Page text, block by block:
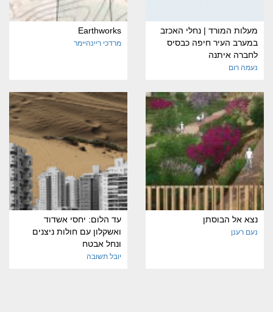
מעלות המורד | נחלי האכזב
במערב העיר חיפה כבסיס
לחברה איתנה
נעמה רום
Earthworks
מרדכי ריינהיימר
נצא אל הבוסתן
נעם רענן
עד הלום: יחסי אשדוד
ואשקלון עם חולות ניצנים
ונחל אבטח
יובל תשובה